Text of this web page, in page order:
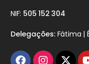
NIF: 505 152 304
Delegações:Fátima |